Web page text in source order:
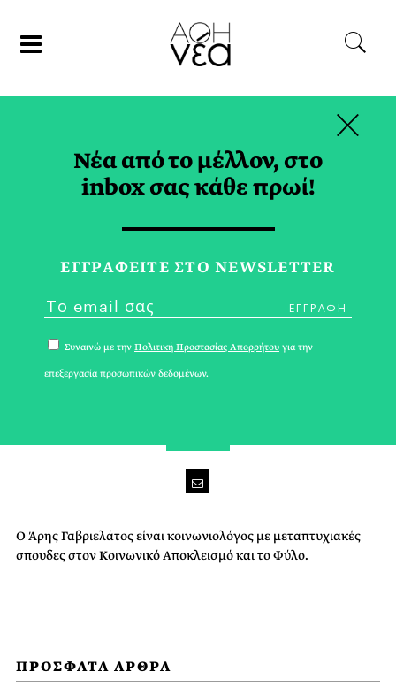
ΑΡΗΣ ΓΑΒΡΙΕΛΑΤΟΣ
Ο Άρης Γαβριελάτος είναι κοινωνιολόγος με μεταπτυχιακές
σπουδες στον Κοινωνικό Αποκλεισμό και το Φύλο.
ΠΡΟΣΦΑΤΑ ΑΡΘΡΑ
Νέα από το μέλλον, στο
inbox σας κάθε πρωί!
ΕΓΓPΑΦΕΙΤΕ ΣΤΟ NEWSLETTER
Συναινώ με την Πολιτική Προστασίας Απορρήτου για την
επεξεργασία προσωπικών δεδομένων.
×